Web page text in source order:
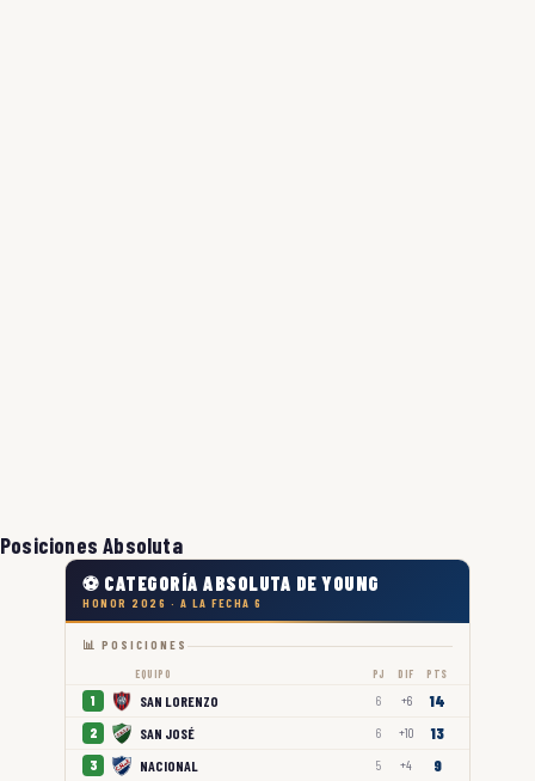
Posiciones Absoluta
⚽ CATEGORÍA ABSOLUTA DE YOUNG
HONOR 2026 · A LA FECHA 6
📊 POSICIONES
EQUIPO PJ DIF PTS
1 SAN LORENZO 6 +6 14
2 SAN JOSÉ 6 +10 13
3 NACIONAL 5 +4 9